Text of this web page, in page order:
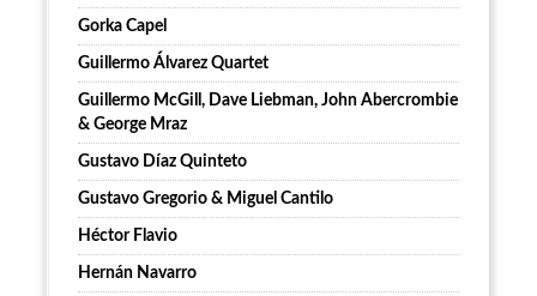
Gorka Capel
Guillermo Álvarez Quartet
Guillermo McGill, Dave Liebman, John Abercrombie
& George Mraz
Gustavo Díaz Quinteto
Gustavo Gregorio & Miguel Cantilo
Héctor Flavio
Hernán Navarro